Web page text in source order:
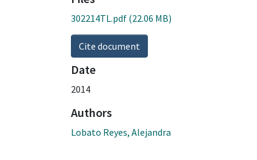
302214TL.pdf (22.06 MB)
Cite document
Date
2014
Authors
Lobato Reyes, Alejandra